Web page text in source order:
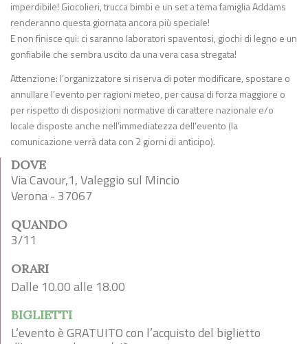
imperdibile! Giocolieri, trucca bimbi e un set a tema famiglia Addams
renderanno questa giornata ancora più speciale!
E non finisce qui: ci saranno laboratori spaventosi, giochi di legno e un
gonfiabile che sembra uscito da una vera casa stregata!
Attenzione: l’organizzatore si riserva di poter modificare, spostare o
annullare l’evento per ragioni meteo, per causa di forza maggiore o
per rispetto di disposizioni normative di carattere nazionale e/o
locale disposte anche nell’immediatezza dell’evento (la
comunicazione verrà data con 2 giorni di anticipo).
DOVE
Via Cavour,1, Valeggio sul Mincio
Verona - 37067
QUANDO
3/11
ORARI
Dalle 10.00 alle 18.00
BIGLIETTI
L’evento è GRATUITO con l’acquisto del biglietto